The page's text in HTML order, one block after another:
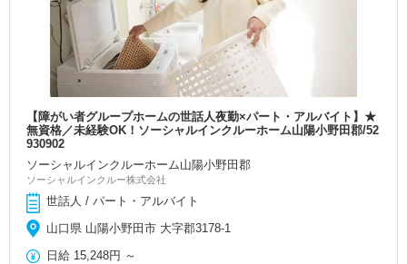
【障がい者グループホームの世話人夜勤×パート・アルバイト】★
無資格／未経験OK！ソーシャルインクルーホーム山陽小野田郡/52
930902
ソーシャルインクルーホーム山陽小野田郡
ソーシャルインクルー株式会社
世話人 / パート・アルバイト
山口県 山陽小野田市 大字郡3178-1
日給 15,248円 ～